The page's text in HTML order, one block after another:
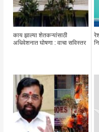
काय झाल्या शेतकऱ्यांसाठी
अधिवेशनात घोषणा : वाचा सविस्तर